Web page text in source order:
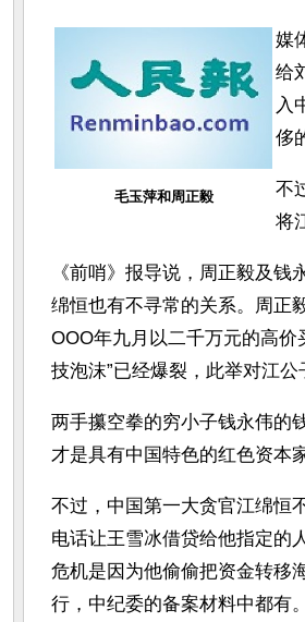
毛玉萍和周正毅
媒
给
入
侈
不
将
《前哨》报导说，周正毅及
绵恒也有不寻常的关系。周正
OOO年九月以二千万元的高
技泡沫”已经爆裂，此举对江公
两手攥空拳的穷小子钱永伟的
才是具有中国特色的红色资本家
不过，中国第一大贪官江绵恒
电话让王雪冰借贷给他指定的
危机是因为他偷偷把资金转移
行，中纪委的备案材料中都有。